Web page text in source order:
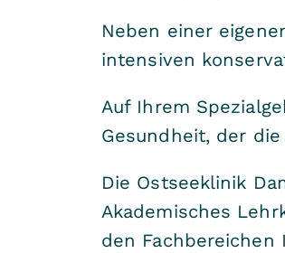
Neben einer
intensiven
Auf Ihrem
Gesundheit, der
Die Ostseeklinik
Akademisches
den Fachbereichen